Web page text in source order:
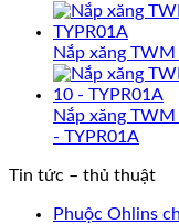
Nắp xăng TWM
Nắp xăng
- TYPR01A
Tin tức – thủ thuật
Phuộc Ohlins